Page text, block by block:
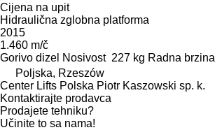
Cijena na upit
Hidraulična zglobna platforma
2015
1.460 m/č
Gorivo dizel Nosivost 227 kg Radna brzina
Poljska, Rzeszów
Center Lifts Polska Piotr Kaszowski sp. k.
Kontaktirajte prodavca
Prodajete tehniku?
Učinite to sa nama!